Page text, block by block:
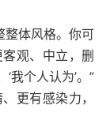
整体风格。你可
观、中立，删
我个人认为’。”
更有感染力，